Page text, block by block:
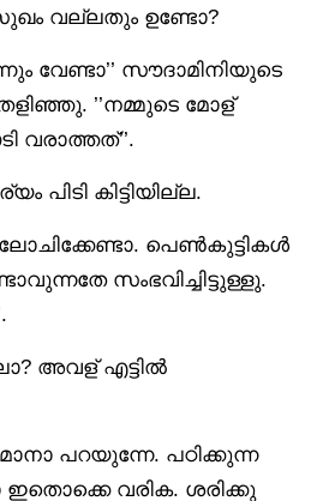
വല്ലതും‌ ഉണ്ടോ?
വേണ്ടാ’’ സൗദാമിനിയുടെ
’’നമ്മുടെ മോള്
വരാത്തത്’’.
പിടി കിട്ടിയില്ല.
പെൺകുട്ടികൾ
സംഭവിച്ചിട്ടുള്ളു.
അവള് എട്ടിൽ
പറയുന്നേ. പഠിക്കുന്ന
ഇതൊക്കെ വരിക. ശരിക്കു